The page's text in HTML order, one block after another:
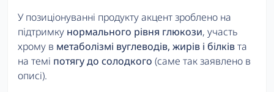
У позиціонуванні продукту акцент зроблено на
підтримку нормального рівня глюкози, участь
хрому в метаболізмі вуглеводів, жирів і білківта
на темі потягу до солодкого (саме так заявлено в
описі).